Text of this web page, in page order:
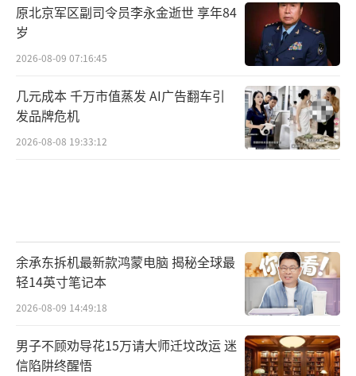
原北京军区副司令员李永金逝世 享年84
岁
2026-08-09 07:16:45
几元成本 千万市值蒸发 AI广告翻车引
发品牌危机
2026-08-08 19:33:12
余承东拆机最新款鸿蒙电脑 揭秘全球最
轻14英寸笔记本
2026-08-09 14:49:18
男子不顾劝导花15万请大师迁坟改运 迷
信陷阱终醒悟